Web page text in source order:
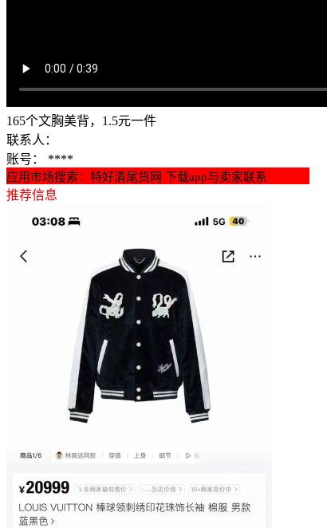
165个文胸美背，1.5元一件
联系人：
账号：
****
应用市场搜索：特好清尾货网 下载app与卖家联系
推荐信息